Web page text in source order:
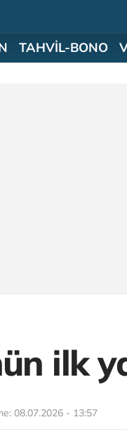
TAHVİL-BONO
ilk
08.07.2026 - 13:57